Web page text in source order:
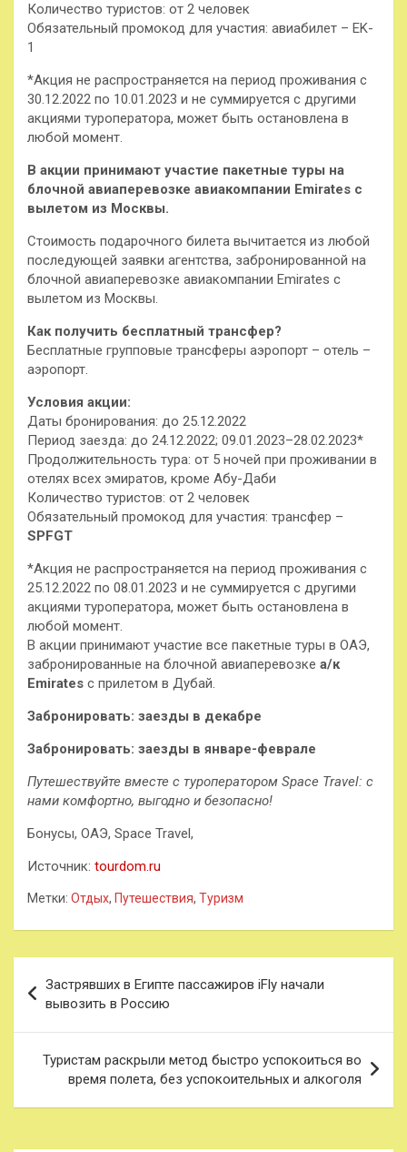
Количество туристов: от 2 человек
Обязательный промокод для участия: авиабилет – EK-
1
*Акция не распространяется на период проживания с
30.12.2022 по 10.01.2023 и не суммируется с другими
акциями туроператора, может быть остановлена в
любой момент.
В акции принимают участие пакетные туры на
блочной авиаперевозке авиакомпании Emirates с
вылетом из Москвы.
Стоимость подарочного билета вычитается из любой
последующей заявки агентства, забронированной на
блочной авиаперевозке авиакомпании Emirates с
вылетом из Москвы.
Как получить бесплатный трансфер?
Бесплатные групповые трансферы аэропорт – отель –
аэропорт.
Условия акции:
Даты бронирования: до 25.12.2022
Период заезда: до 24.12.2022; 09.01.2023–28.02.2023*
Продолжительность тура: от 5 ночей при проживании в
отелях всех эмиратов, кроме Абу-Даби
Количество туристов: от 2 человек
Обязательный промокод для участия: трансфер –
SPFGT
*Акция не распространяется на период проживания с
25.12.2022 по 08.01.2023 и не суммируется с другими
акциями туроператора, может быть остановлена в
любой момент.
В акции принимают участие все пакетные туры в ОАЭ,
забронированные на блочной авиаперевозке а/к
Emirates с прилетом в Дубай.
Забронировать: заезды в декабре
Забронировать: заезды в январе-феврале
Путешествуйте вместе с туроператором Space Travel: с
нами комфортно, выгодно и безопасно!
Бонусы, ОАЭ, Space Travel,
Источник: tourdom.ru
Метки: Отдых, Путешествия, Туризм
по
записям
Застрявших в Египте пассажиров iFly начали
вывозить в Россию
Туристам раскрыли метод быстро успокоиться во
время полета, без успокоительных и алкоголя